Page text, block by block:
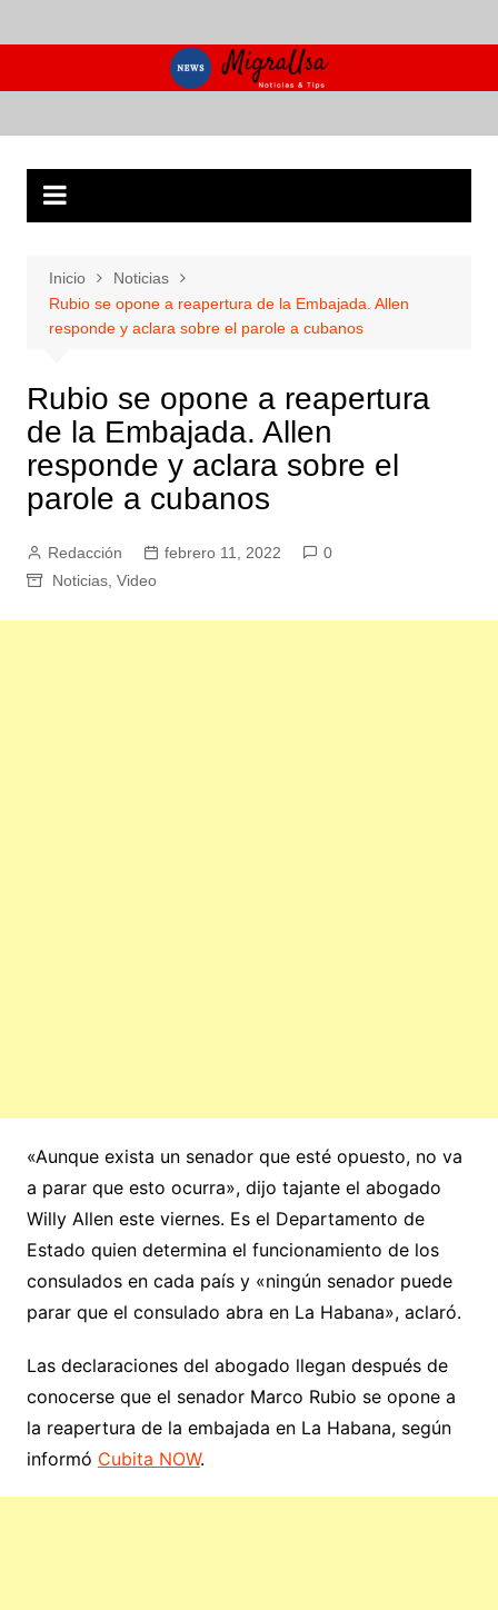
al
Inicio
Noticias
Rubio se opone a reapertura de la Embajada. Allen
responde y aclara sobre el parole a cubanos
Rubio se opone a reapertura
de la Embajada. Allen
responde y aclara sobre el
parole a cubanos
Redacción febrero 11, 2022
0
Noticias, Video
«Aunque exista un senador que esté opuesto, no va
a parar que esto ocurra», dijo tajante el abogado
Willy Allen este viernes. Es el Departamento de
Estado quien determina el funcionamiento de los
consulados en cada país y «ningún senador puede
parar que el consulado abra en La Habana», aclaró.
Las declaraciones del abogado llegan después de
conocerse que el senador Marco Rubio se opone a
la reapertura de la embajada en La Habana, según
informó Cubita NOW.